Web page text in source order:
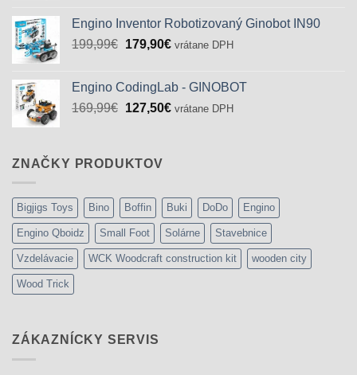
72,83€.49,90€.
Engino Inventor Robotizovaný Ginobot IN90
199,99€ Pôvodná
199,99€.
179,90€Aktuálna
179,90€.
vrátane DPH
Engino CodingLab - GINOBOT
169,99€ Pôvodná
169,99€.
127,50€Aktuálna
vrátane DPH
ZNAČKY PRODUKTOV
Bigjigs Toys Bino Boffin Buki DoDo Engino
Engino Qboidz Small Foot Solárne Stavebnice
Vzdelávacie WCK Woodcraft construction kit wooden city
Wood Trick
ZÁKAZNÍCKY SERVIS